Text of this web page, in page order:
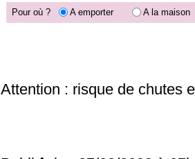
Pour où ? A emporter A la maison
Attention : risque de chutes